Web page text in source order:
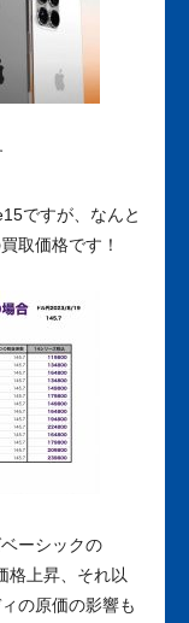
ですが、なんと
取価格です！
ーシックの
格上昇、それ以
の原価の影響も